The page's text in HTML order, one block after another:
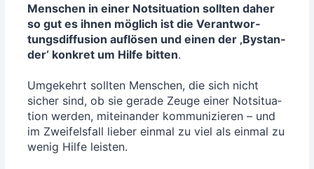
Men­schen in einer Not­si­tua­ti­on soll­ten daher
so gut es ihnen mög­lich ist die Ver­ant­wor­
tungs­dif­fu­si­on auf­lö­sen und einen der ‚Bystan­
der‘ kon­kret um Hil­fe bit­ten.
Umge­kehrt soll­ten Men­schen, die sich nicht
sicher sind, ob sie gera­de Zeu­ge einer Not­si­tua­
ti­on wer­den, mit­ein­an­der kom­mu­ni­zie­ren – und
im Zwei­fels­fall lie­ber ein­mal zu viel als ein­mal zu
wenig Hil­fe leis­ten.